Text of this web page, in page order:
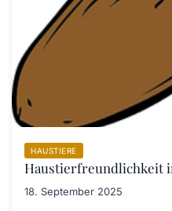
HAUSTIERE
Haustierfreundlichkeit
18. September 2025